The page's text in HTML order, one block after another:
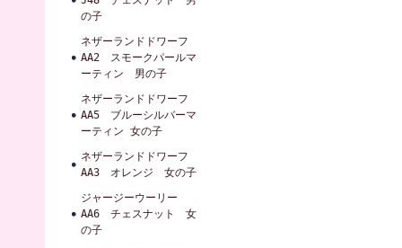
の子
ネザーランドドワーフ
AA2 スモークパールマ
ーティン 男の子
ネザーランドドワーフ
AA5 ブルーシルバーマ
ーティン 女の子
ネザーランドドワーフ
AA3 オレンジ 女の子
ジャージーウーリー
AA6 チェスナット 女
の子